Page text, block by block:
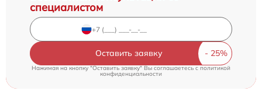
специалистом
Оставить заявку
Нажимая на кнопку "Оставить заявку" Вы соглашаетесь c политикой
конфиденциальности